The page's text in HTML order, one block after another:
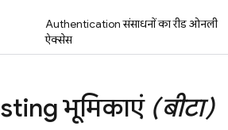
Authenticationसंसाधनों का रीड ओनली
ऐक्सेस
भूमिकाएं (बीटा)